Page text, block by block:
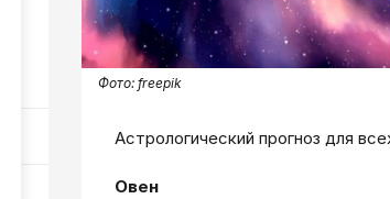
Фото: freepik
Астрологический прогноз для
Овен